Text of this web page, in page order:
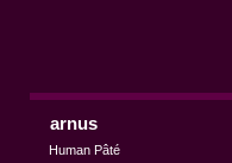
arnus
Human Pâté